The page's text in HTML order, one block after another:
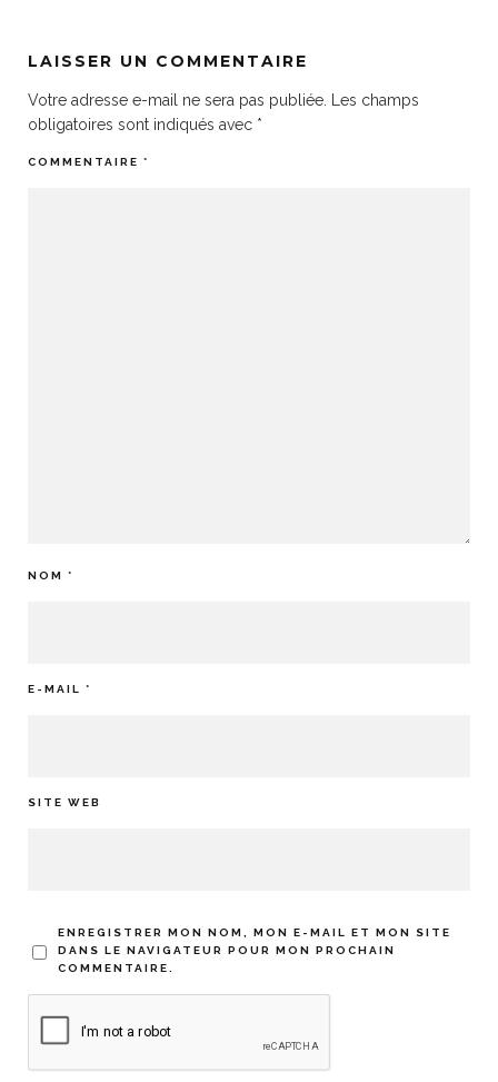
LAISSER UN COMMENTAIRE
Votre adresse e-mail ne sera pas publiée.
Les champs
obligatoires sont indiqués avec *
COMMENTAIRE *
NOM *
E-MAIL *
SITE WEB
ENREGISTRER MON NOM, MON E-MAIL ET MON SITE
DANS LE NAVIGATEUR POUR MON PROCHAIN
COMMENTAIRE.